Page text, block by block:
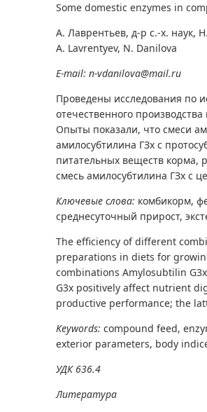
Some domestic enzymes in
А. Лаврентьев, д-р с.-х. наук,
A. Lavrentyev, N. Danilova
E-mail: n-vdanilova@mail.ru
Проведены исследования по
отечественного
Опыты показали, что смеси
амилосубтилина ГЗх с
питательных веществ корма,
смесь амилосубтилина ГЗх с
Ключевые слова: комбикорм,
среднесуточный прирост,
The efficiency of different
preparations in diets for
combinations Amylosubtilin
G3x positively affect nutrient
productive performance; the
Keywords: compound feed,
exterior parameters, body
УДК 636.4
Литература